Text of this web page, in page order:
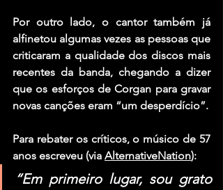
Por outro lado, o cantor também já
alfinetou algumas vezes as pessoas que
criticaram a qualidade dos discos mais
recentes da banda, chegando a dizer
que os esforços de Corgan para gravar
novas canções eram “um desperdício”.
Para rebater os críticos, o músico de 57
anos escreveu (via AlternativeNation):
“Em primeiro lugar, sou grato